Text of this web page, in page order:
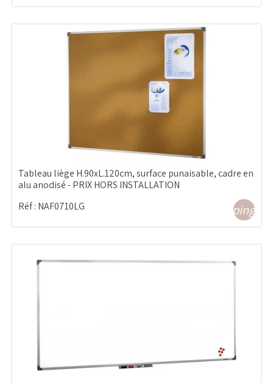
Tableau liège H.90xL.120cm, surface punaisable, cadre en
alu anodisé - PRIX HORS INSTALLATION
Réf : NAF0710LG